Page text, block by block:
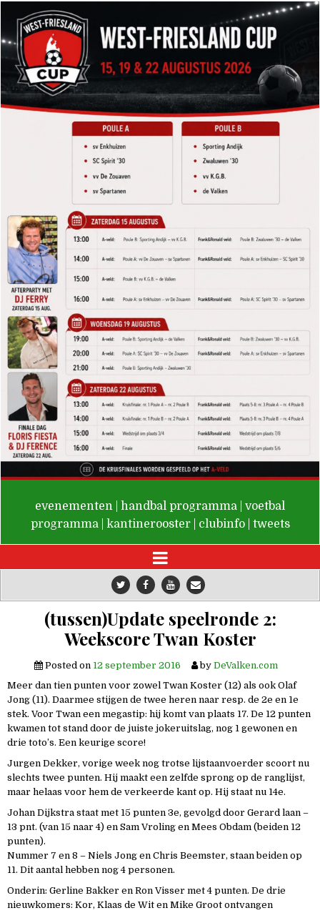
De Valken
evenementen handbal programma
voetbal
programma
kantinerooster clubinfo tweets
(tussen)Update speelronde 2:
Weekscore Twan Koster
Posted on 12 september 2016 by DeValken.com
Meer dan tien punten voor zowel Twan Koster (12) als ook Olaf
Jong (11). Daarmee stijgen de twee heren naar resp. de 2e en 1e
stek. Voor Twan een megastip: hij komt van plaats 17. De 12 punten
kwamen tot stand door de juiste jokeruitslag, nog 1 gewonen en
drie toto’s. Een keurige score!
Jurgen Dekker, vorige week nog trotse lijstaanvoerder scoort nu
slechts twee punten. Hij maakt een zelfde sprong op de ranglijst,
maar helaas voor hem de verkeerde kant op. Hij staat nu 14e.
Johan Dijkstra staat met 15 punten 3e, gevolgd door Gerard laan –
13 pnt. (van 15 naar 4) en Sam Vroling en Mees Obdam (beiden 12
punten).
Nummer 7 en 8 – Niels Jong en Chris Beemster, staan beiden op
11. Dit aantal hebben nog 4 personen.
Onderin: Gerline Bakker en Ron Visser met 4 punten. De drie
nieuwkomers: Kor, Klaas de Wit en Mike Groot ontvangen